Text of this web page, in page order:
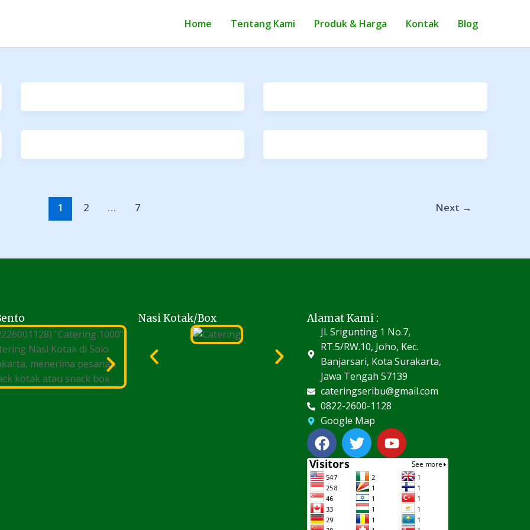
Home Tentang Kami Produk & Harga Kontak Blog
1 2 … 7 Next →
Nasi Kotak/Box
Alamat Kami :
Jl. Srigunting 1 No.7,
RT.5/RW.10, Joho, Kec.
Banjarsari, Kota Surakarta,
Jawa Tengah 57139
cateringseribu@gmail.com
0822-2600-1128
Google Map
F
a
c
e
b
o
o
T
w
i
t
t
e
r
Y
o
u